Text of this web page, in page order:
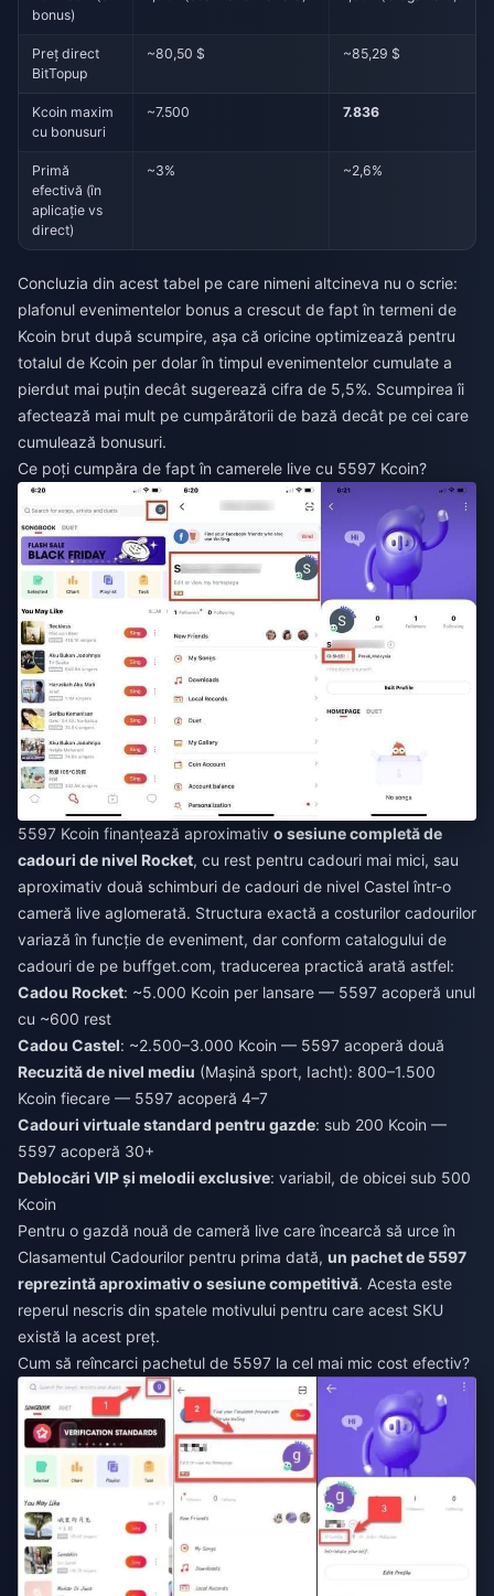
bonus)
Preț direct
BitTopup
~80,50 $ ~85,29 $
Kcoin maxim
cu bonusuri
~7.500 7.836
Primă
efectivă (în
aplicație vs
direct)
~3% ~2,6%
Concluzia din acest tabel pe care nimeni altcineva nu o scrie:
plafonul evenimentelor bonus a crescut de fapt în termeni de
Kcoin brut după scumpire, așa că oricine optimizează pentru
totalul de Kcoin per dolar în timpul evenimentelor cumulate a
pierdut mai puțin decât sugerează cifra de 5,5%. Scumpirea îi
afectează mai mult pe cumpărătorii de bază decât pe cei care
cumulează bonusuri.
Ce poți cumpăra de fapt în camerele live cu 5597 Kcoin?
5597 Kcoin finanțează aproximativ o sesiune completă de
cadouri de nivel Rocket, cu rest pentru cadouri mai mici, sau
aproximativ două schimburi de cadouri de nivel Castel într-o
cameră live aglomerată. Structura exactă a costurilor cadourilor
variază în funcție de eveniment, dar conform catalogului de
cadouri de pe buffget.com, traducerea practică arată astfel:
Cadou Rocket: ~5.000 Kcoin per lansare — 5597 acoperă unul
cu ~600 rest
Cadou Castel: ~2.500–3.000 Kcoin — 5597 acoperă două
Recuzită de nivel mediu (Mașină sport, Iacht): 800–1.500
Kcoin fiecare — 5597 acoperă 4–7
Cadouri virtuale standard pentru gazde: sub 200 Kcoin —
5597 acoperă 30+
Deblocări VIP și melodii exclusive: variabil, de obicei sub 500
Kcoin
Pentru o gazdă nouă de cameră live care încearcă să urce în
Clasamentul Cadourilor pentru prima dată, un pachet de 5597
reprezintă aproximativ o sesiune competitivă. Acesta este
reperul nescris din spatele motivului pentru care acest SKU
există la acest preț.
Cum să reîncarci pachetul de 5597 la cel mai mic cost efectiv?